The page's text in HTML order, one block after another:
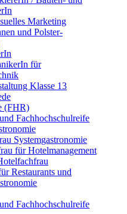
Marketing
und Polster-
für
Klasse 13
(FHR)
Fachhochschulreife
Systemgastronomie
für Hotelmanagement
Restaurants und
Fachhochschulreife